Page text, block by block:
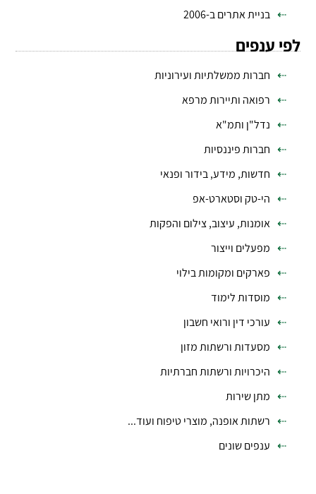
בניית אתרים ב-2006
לפי ענפים
חברות ממשלתיות ועירוניות
רפואה ותיירות מרפא
נדל"ן ותמ"א
חברות פיננסיות
חדשות, מידע, בידור ופנאי
הי-טק וסטארט-אפ
אומנות, עיצוב, צילום והפקות
מפעלים וייצור
פארקים ומקומות בילוי
מוסדות לימוד
עורכי דין ורואי חשבון
מסעדות ורשתות מזון
היכרויות ורשתות חברתיות
מתן שירות
רשתות אופנה, מוצרי טיפוח ועוד...
ענפים שונים